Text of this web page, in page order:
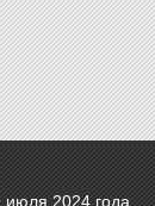
2024 года.